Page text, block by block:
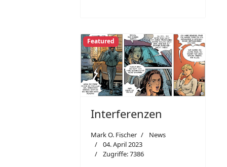
Featured
Interferenzen
Mark O. Fischer
News
04. April 2023
Zugriffe: 7386